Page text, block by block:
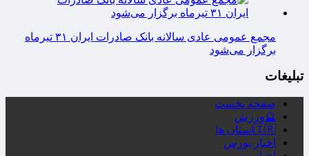
مجمع عمومی عادی سالانه بانک صادرات ایران ۳۱ تیرماه
برگزار می‌شود
تبلیغات
صفحه نخست
🔮ورزش
🇮🇷استان ها
اخبار بورس